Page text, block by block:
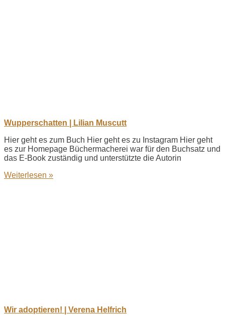
Wupperschatten | Lilian Muscutt
Hier geht es zum Buch Hier geht es zu Instagram Hier geht
es zur Homepage Büchermacherei war für den Buchsatz und
das E-Book zuständig und unterstützte die Autorin
Weiterlesen »
Wir adoptieren! | Verena Helfrich